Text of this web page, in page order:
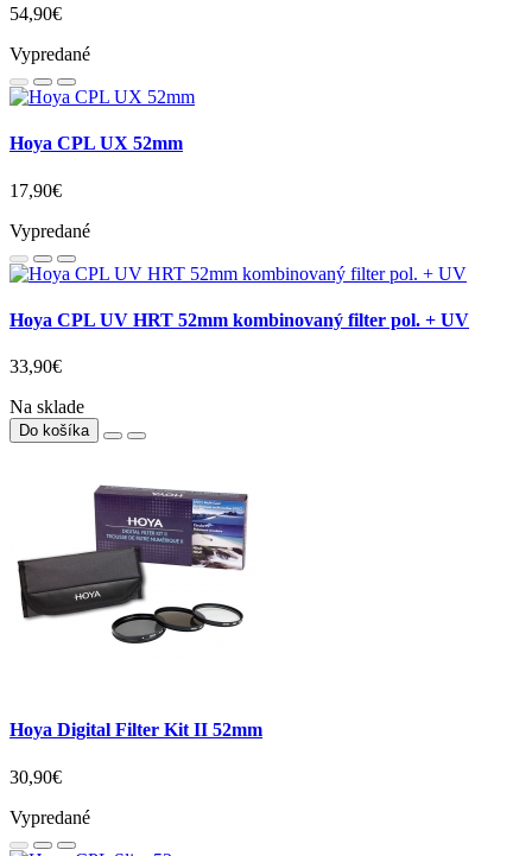
54,90€
Vypredané
Hoya CPL UX 52mm
17,90€
Vypredané
Hoya CPL UV HRT 52mm kombinovaný filter pol. + UV
33,90€
Na sklade
Do košíka
Hoya Digital Filter Kit II 52mm
30,90€
Vypredané